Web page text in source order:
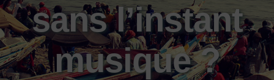
sans l’instant
musique ?